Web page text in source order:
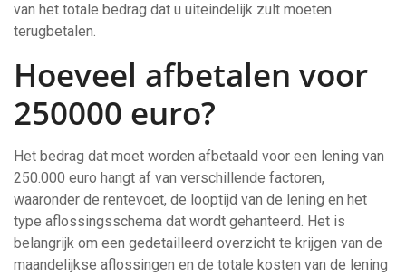
van het totale bedrag dat u uiteindelijk zult moeten
terugbetalen.
Hoeveel afbetalen voor
250000 euro?
Het bedrag dat moet worden afbetaald voor een lening van
250.000 euro hangt af van verschillende factoren,
waaronder de rentevoet, de looptijd van de lening en het
type aflossingsschema dat wordt gehanteerd. Het is
belangrijk om een gedetailleerd overzicht te krijgen van de
maandelijkse aflossingen en de totale kosten van de lening